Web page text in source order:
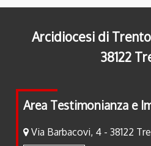
Arcidiocesi di
38122
Area Testimonianza e
Via Barbacovi, 4 - 38122